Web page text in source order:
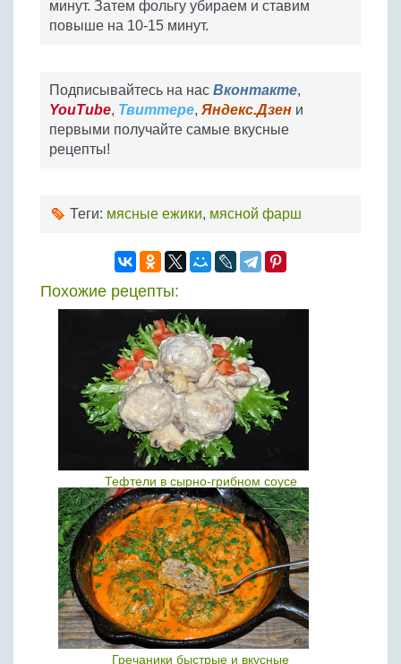
минут. Затем фольгу убираем и ставим
повыше на 10-15 минут.
Подписывайтесь на нас Вконтакте,
YouTube, Твиттере, Яндекс.Дзен и
первыми получайте самые вкусные
рецепты!
Теги: мясные ежики, мясной фарш
Похожие рецепты:
Тефтели в сырно-грибном соусе
Гречаники быстрые и вкусные